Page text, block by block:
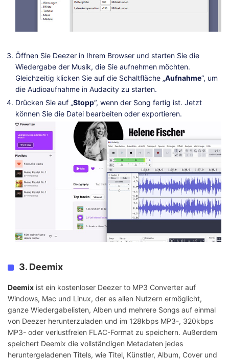
Öffnen Sie Deezer in Ihrem Browser und starten Sie die
Wiedergabe der Musik, die Sie aufnehmen möchten.
Gleichzeitig klicken Sie auf die Schaltfläche „Aufnahme“, um
die Audioaufnahme in Audacity zu starten.
Drücken Sie auf „Stopp“, wenn der Song fertig ist. Jetzt
können Sie die Datei bearbeiten oder exportieren.
3. Deemix
Deemix ist ein kostenloser Deezer to MP3 Converter auf
Windows, Mac und Linux, der es allen Nutzern ermöglicht,
ganze Wiedergabelisten, Alben und mehrere Songs auf einmal
von Deezer herunterzuladen und im 128kbps MP3-, 320kbps
MP3- oder verlustfreien FLAC-Format zu speichern. Außerdem
speichert Deemix die vollständigen Metadaten jedes
heruntergeladenen Titels, wie Titel, Künstler, Album, Cover und